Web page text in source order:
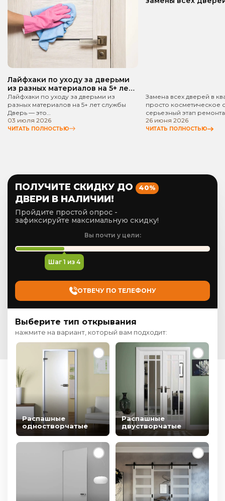
Лайфхаки по уходу за дверьми
из разных материалов на 5+ лет
службы
Лайфхаки по уходу за дверьми из
разных материалов на 5+ лет службы
Дверь — это…
03 июля 2026
ЧИТАТЬ ПОЛНОСТЬЮ
Замена всех дверей в
просто косметическое
серьезный этап
26 июня 2026
ЧИТАТЬ ПОЛНОСТЬЮ
ПОЛУЧИТЕ СКИДКУ ДО 40%
ДВЕРИ В НАЛИЧИИ!
Пройдите простой опрос -
зафиксируйте максимальную скидку!
Вы почти у цели:
Шаг 1 из 4
ОТВЕЧУ ПО ТЕЛЕФОНУ
Выберите тип открывания
нажмите на вариант, который вам подходит:
Распашные
одностворчатые
Распашные
двустворчатые